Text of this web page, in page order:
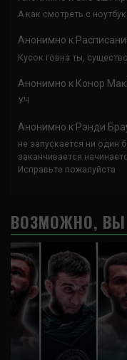
А как смотреть с
Анонимно к
Кусок говна ты,
Анонимно к Конор
УЧ
Анонимно к Рэнди
не запускается ни один
заканчивается
Исправьте пожалуйста
ВОЗМОЖНО,